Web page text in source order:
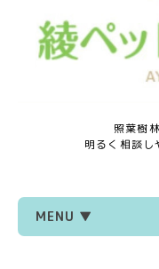
照葉樹
明るく相談し
MENU ▼